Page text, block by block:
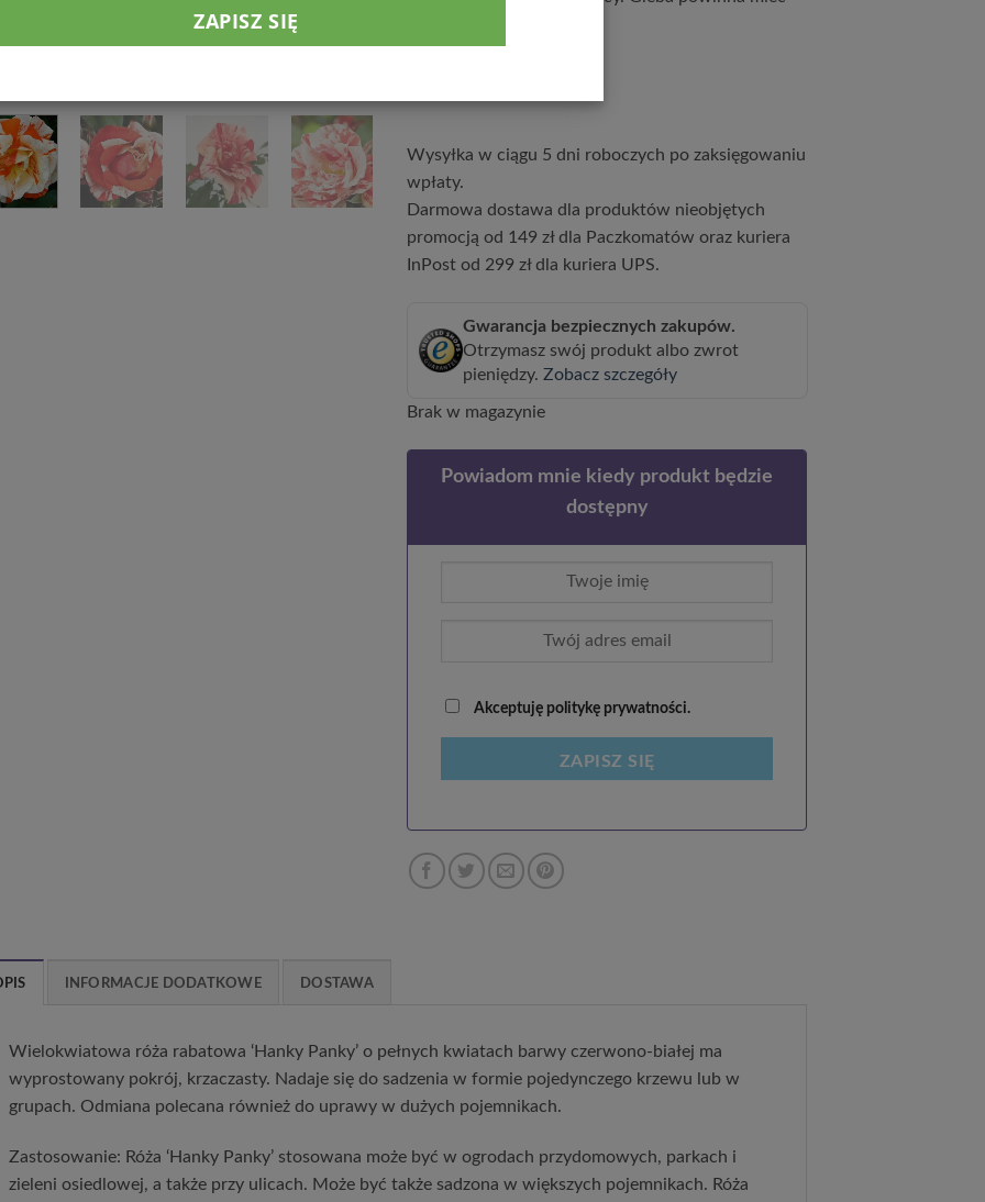
Wysyłka w ciągu 5 dni roboczych po zaksięgowaniu
wpłaty.
Darmowa dostawa dla produktów nieobjętych
promocją od 149 zł dla Paczkomatów oraz kuriera
InPost od 299 zł dla kuriera UPS.
Gwarancja bezpiecznych zakupów.
Otrzymasz swój produkt albo zwrot
pieniędzy.Zobacz szczegóły
Brak w magazynie
Powiadom mnie kiedy produkt będzie
dostępny
Akceptuję politykę prywatności.
ZAPISZ SIĘ
INFORMACJE DODATKOWE DOSTAWA
Wielokwiatowa róża rabatowa ‘Hanky Panky’ o pełnych kwiatach barwy czerwono-białej ma
wyprostowany pokrój, krzaczasty. Nadaje się do sadzenia w formie pojedynczego krzewu lub w
grupach. Odmiana polecana również do uprawy w dużych pojemnikach.
Zastosowanie: Róża ‘Hanky Panky’ stosowana może być w ogrodach przydomowych, parkach i
zieleni osiedlowej, a także przy ulicach. Może być także sadzona w większych pojemnikach. Róża